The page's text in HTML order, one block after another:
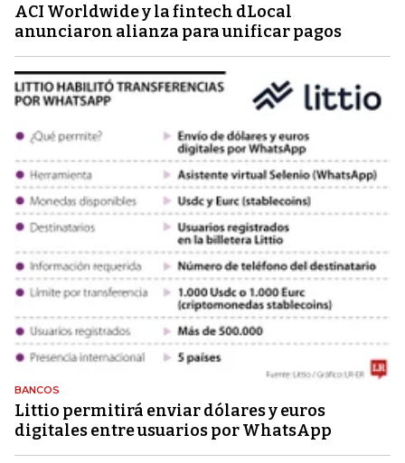
ACI Worldwide y la fintech dLocal
anunciaron alianza para unificar pagos
BANCOS
Littio permitirá enviar dólares y euros
digitales entre usuarios por WhatsApp